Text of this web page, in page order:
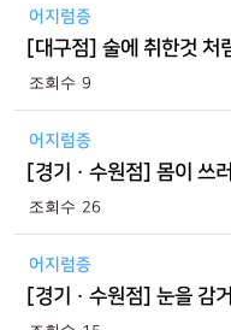
어지럼증
[대구점] 술에 취한것 처
9
어지럼증
[경기 · 수원점] 몸이 쓰
26
어지럼증
[경기 · 수원점] 눈을 감